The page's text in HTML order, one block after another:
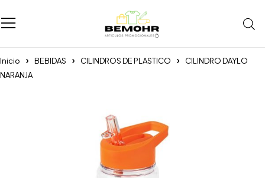
Inicio BEBIDAS CILINDROS DE PLASTICO
CILINDRO DAYLO
NARANJA